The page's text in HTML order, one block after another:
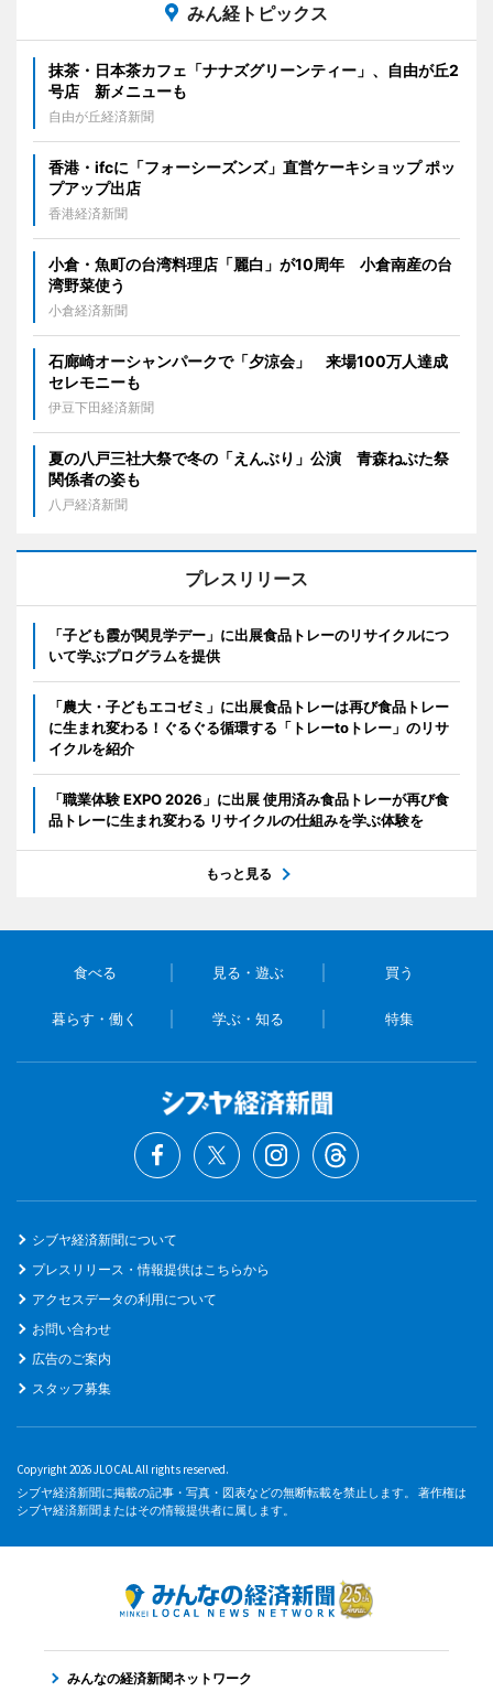
みん経トピックス
抹茶・日本茶カフェ「ナナズグリーンティー」、自由が丘2
号店 新メニューも
自由が丘経済新聞
香港・ifcに「フォーシーズンズ」直営ケーキショップ ポッ
プアップ出店
香港経済新聞
小倉・魚町の台湾料理店「麗白」が10周年 小倉南産の台
湾野菜使う
小倉経済新聞
石廊崎オーシャンパークで「夕涼会」 来場100万人達成
セレモニーも
伊豆下田経済新聞
夏の八戸三社大祭で冬の「えんぶり」公演 青森ねぶた祭
関係者の姿も
八戸経済新聞
プレスリリース
「子ども霞が関見学デー」に出展食品トレーのリサイクルにつ
いて学ぶプログラムを提供
「農大・子どもエコゼミ」に出展食品トレーは再び食品トレー
に生まれ変わる！ぐるぐる循環する「トレーtoトレー」のリサ
イクルを紹介
「職業体験 EXPO 2026」に出展 使用済み食品トレーが再び食
品トレーに生まれ変わる リサイクルの仕組みを学ぶ体験を
もっと見る
食べる 見る・遊ぶ 買う
暮らす・働く 学ぶ・知る 特集
シブヤ経済新聞について
プレスリリース・情報提供はこちらから
アクセスデータの利用について
お問い合わせ
広告のご案内
スタッフ募集
Copyright 2026 JLOCAL All rights reserved.
シブヤ経済新聞に掲載の記事・写真・図表などの無断転載を禁止します。 著作権は
シブヤ経済新聞またはその情報提供者に属します。
みんなの経済新聞ネットワーク